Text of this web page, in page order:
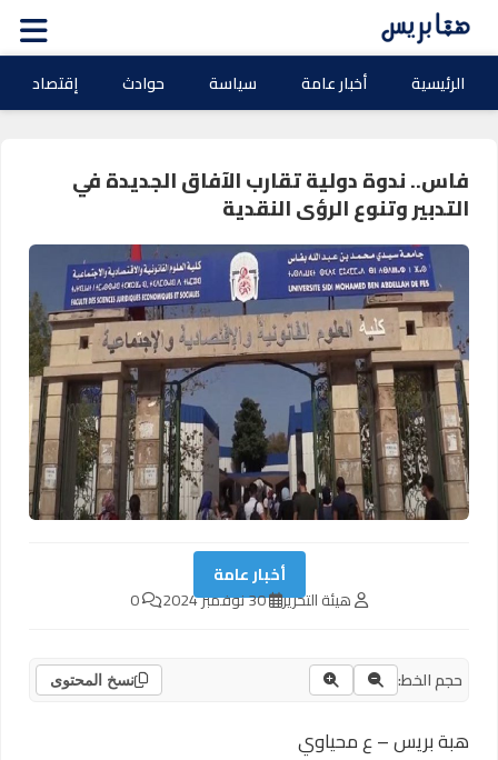
الرئيسية أخبار عامة سياسة حوادث إقتصاد
فاس.. ندوة دولية تقارب الآفاق الجديدة في
التدبير وتنوع الرؤى النقدية
أخبار عامة
هيئة التحرير 30 نوفمبر 2024
حجم الخط: نسخ المحتوى
هبة بريس – ع محياوي